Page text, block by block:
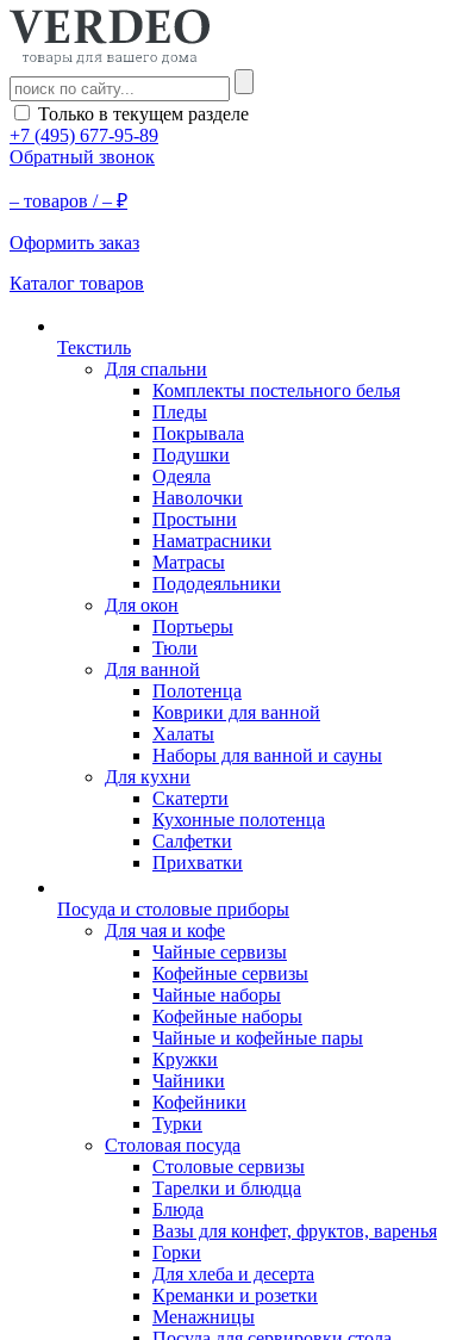
Только в текущем разделе
+7 (495) 677-95-89
Обратный звонок
– товаров /– ₽
Оформить заказ
Каталог товаров
Текстиль
Для спальни
Комплекты постельного белья
Пледы
Покрывала
Подушки
Одеяла
Наволочки
Простыни
Наматрасники
Матрасы
Пододеяльники
Для окон
Портьеры
Тюли
Для ванной
Полотенца
Коврики для ванной
Халаты
Наборы для ванной и сауны
Для кухни
Скатерти
Кухонные полотенца
Салфетки
Прихватки
Посуда и столовые приборы
Для чая и кофе
Чайные сервизы
Кофейные сервизы
Чайные наборы
Кофейные наборы
Чайные и кофейные пары
Кружки
Чайники
Кофейники
Турки
Столовая посуда
Столовые сервизы
Тарелки и блюдца
Блюда
Вазы для конфет, фруктов, варенья
Горки
Для хлеба и десерта
Креманки и розетки
Менажницы